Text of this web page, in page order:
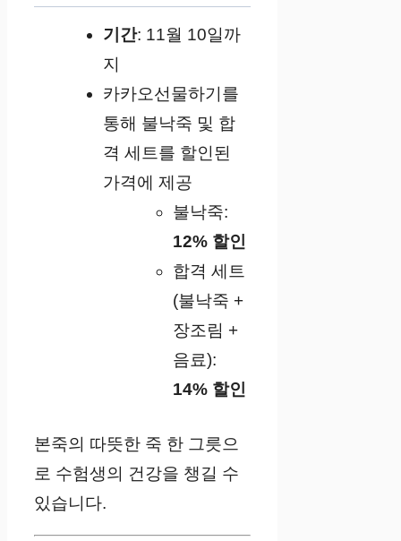
기간: 11월 10일까
지
카카오선물하기를
통해 불낙죽 및 합
격 세트를 할인된
가격에 제공
불낙죽:
12% 할인
합격 세트
(불낙죽 +
장조림 +
음료):
14% 할인
본죽의 따뜻한 죽 한 그릇으
로 수험생의 건강을 챙길 수
있습니다.